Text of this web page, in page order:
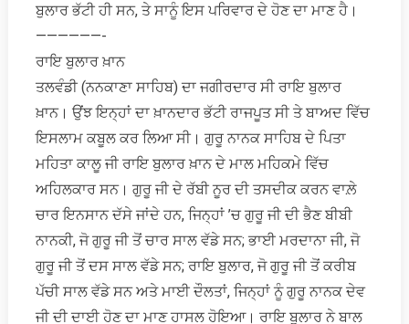
ਬੁਲਾਰ ਭੱਟੀ ਹੀ ਸਨ, ਤੇ ਸਾਨੂੰ ਇਸ ਪਰਿਵਾਰ ਦੇ ਹੋਣ ਦਾ ਮਾਣ ਹੈ।
——————-
ਰਾਇ ਬੁਲਾਰ ਖ਼ਾਨ
ਤਲਵੰਡੀ (ਨਨਕਾਣਾ ਸਾਹਿਬ) ਦਾ ਜਗੀਰਦਾਰ ਸੀ ਰਾਇ ਬੁਲਾਰ
ਖ਼ਾਨ। ਉਂਝ ਇਨ੍ਹਾਂ ਦਾ ਖ਼ਾਨਦਾਰ ਭੱਟੀ ਰਾਜਪੂਤ ਸੀ ਤੇ ਬਾਅਦ ਵਿੱਚ
ਇਸਲਾਮ ਕਬੂਲ ਕਰ ਲਿਆ ਸੀ। ਗੁਰੂ ਨਾਨਕ ਸਾਹਿਬ ਦੇ ਪਿਤਾ
ਮਹਿਤਾ ਕਾਲੂ ਜੀ ਰਾਇ ਬੁਲਾਰ ਖ਼ਾਨ ਦੇ ਮਾਲ ਮਹਿਕਮੇ ਵਿੱਚ
ਅਹਿਲਕਾਰ ਸਨ। ਗੁਰੂ ਜੀ ਦੇ ਰੱਬੀ ਨੂਰ ਦੀ ਤਸਦੀਕ ਕਰਨ ਵਾਲ਼ੇ
ਚਾਰ ਇਨਸਾਨ ਦੱਸੇ ਜਾਂਦੇ ਹਨ, ਜਿਨ੍ਹਾਂ ’ਚ ਗੁਰੂ ਜੀ ਦੀ ਭੈਣ ਬੀਬੀ
ਨਾਨਕੀ, ਜੋ ਗੁਰੂ ਜੀ ਤੋਂ ਚਾਰ ਸਾਲ ਵੱਡੇ ਸਨ; ਭਾਈ ਮਰਦਾਨਾ ਜੀ, ਜੋ
ਗੁਰੂ ਜੀ ਤੋਂ ਦਸ ਸਾਲ ਵੱਡੇ ਸਨ; ਰਾਇ ਬੁਲਾਰ, ਜੋ ਗੁਰੂ ਜੀ ਤੋਂ ਕਰੀਬ
ਪੱਚੀ ਸਾਲ ਵੱਡੇ ਸਨ ਅਤੇ ਮਾਈ ਦੌਲਤਾਂ, ਜਿਨ੍ਹਾਂ ਨੂੰ ਗੁਰੂ ਨਾਨਕ ਦੇਵ
ਜੀ ਦੀ ਦਾਈ ਹੋਣ ਦਾ ਮਾਣ ਹਾਸਲ ਹੋਇਆ। ਰਾਇ ਬੁਲਾਰ ਨੇ ਬਾਲ